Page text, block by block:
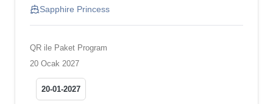
Sapphire Princess
QR ile Paket Program
20 Ocak 2027
20-01-2027